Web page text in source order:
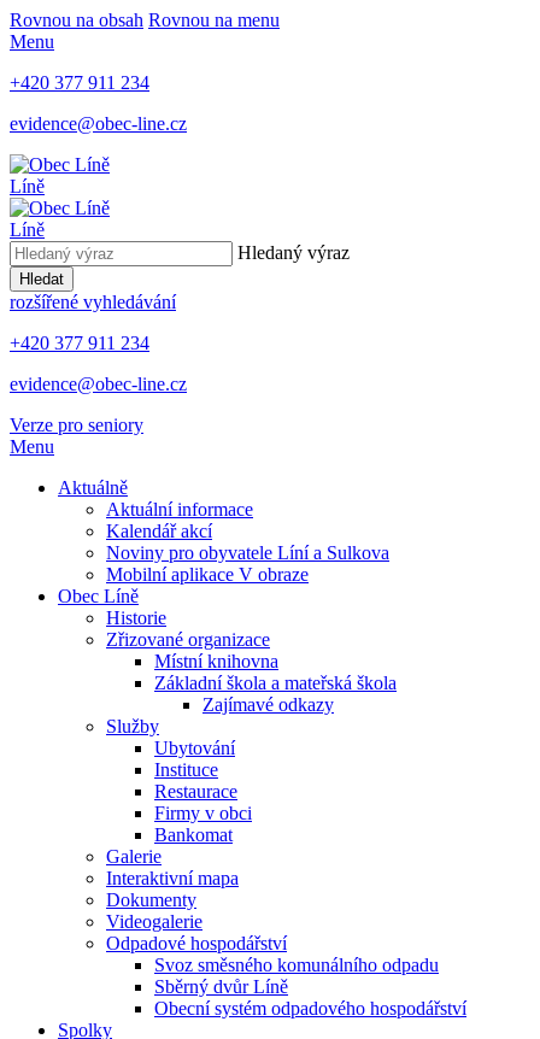
Rovnou na obsah Rovnou na menu
Menu
+420 377 911 234
evidence@obec-line.cz
Líně
Líně
Hledaný výraz
Hledat
rozšířené vyhledávání
+420 377 911 234
evidence@obec-line.cz
Verze pro seniory
Menu
Aktuálně
Aktuální informace
Kalendář akcí
Noviny pro obyvatele Líní a Sulkova
Mobilní aplikace V obraze
Obec Líně
Historie
Zřizované organizace
Místní knihovna
Základní škola a mateřská škola
Zajímavé odkazy
Služby
Ubytování
Instituce
Restaurace
Firmy v obci
Bankomat
Galerie
Interaktivní mapa
Dokumenty
Videogalerie
Odpadové hospodářství
Svoz směsného komunálního odpadu
Sběrný dvůr Líně
Obecní systém odpadového hospodářství
Spolky